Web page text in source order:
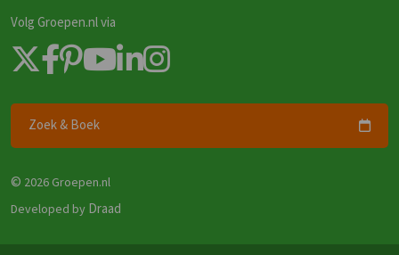
Volg Groepen.nl via
Zoek & Boek
© 2026 Groepen.nl
Developed by Draad